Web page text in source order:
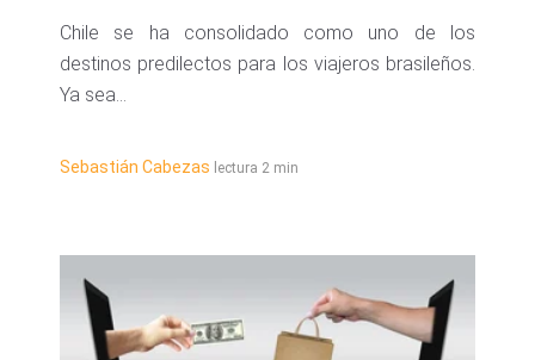
Chile se ha consolidado como uno de los
destinos predilectos para los viajeros brasileños.
Ya sea...
Sebastián Cabezas lectura 2 min